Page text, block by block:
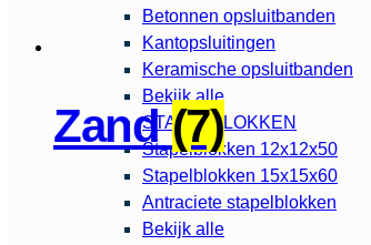
Betonnen opsluitbanden
Kantopsluitingen
Keramische opsluitbanden
Bekijk alle
STAPELBLOKKEN
Stapelblokken 12x12x50
Stapelblokken 15x15x60
Antraciete stapelblokken
Bekijk alle
Zand(7)